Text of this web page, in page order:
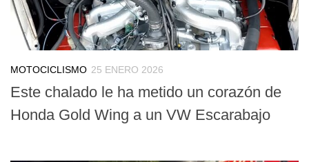
MOTOCICLISMO 25 ENERO 2026
Este chalado le ha metido un corazón de
Honda Gold Wing a un VW Escarabajo